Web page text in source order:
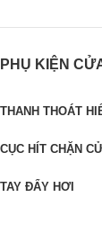
PHỤ KIỆN
THANH THOÁT
CỤC HÍT CHẶN
TAY ĐẨY HƠI